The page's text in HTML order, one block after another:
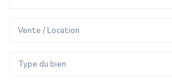
Vente / Location
Type du bien